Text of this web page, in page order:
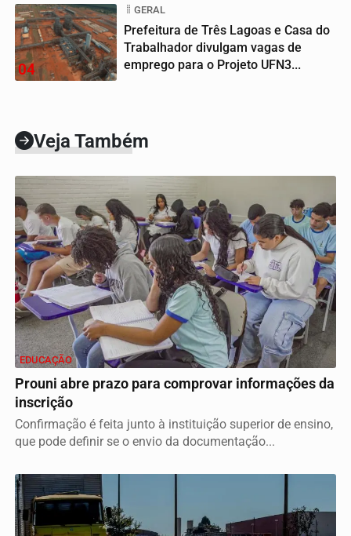
04
GERAL
Prefeitura de Três Lagoas e Casa do
Trabalhador divulgam vagas de
emprego para o Projeto UFN3...
Veja Também
EDUCAÇÃO
Prouni abre prazo para comprovar informações da
inscrição
Confirmação é feita junto à instituição superior de ensino,
que pode definir se o envio da documentação...